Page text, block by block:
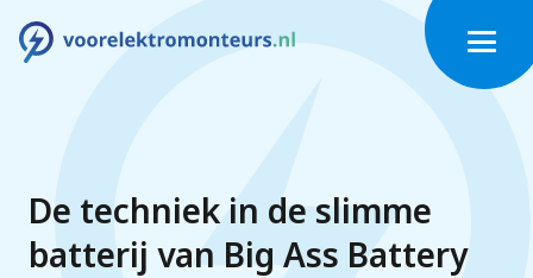
De techniek in de slimme
batterij van Big Ass Battery